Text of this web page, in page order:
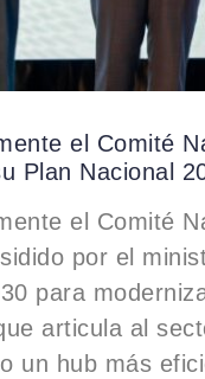
el Comité
Plan Nacional
el Comité
por el
para
articula al
un hub más